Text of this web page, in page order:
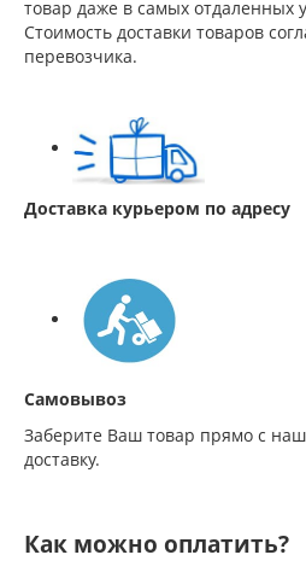
товар даже в самых отдаленных
Стоимость доставки товаров
перевозчика.
Доставка курьером по адресу
Самовывоз
Заберите Ваш товар прямо с
доставку.
Как можно оплатить?